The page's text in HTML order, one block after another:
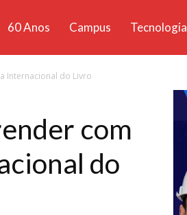
60 Anos Campus Tecnologia
Internacional do Livro
com
do